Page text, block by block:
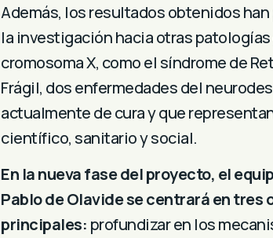
Además, los resultados obtenidos
la investigación hacia otras
cromosoma X, como el síndrome de
Frágil, dos enfermedades del
actualmente de cura y que
científico, sanitario y social.
En la nueva fase del proyecto, el
Pablo de Olavide se centrará en tres
principales: profundizar en los